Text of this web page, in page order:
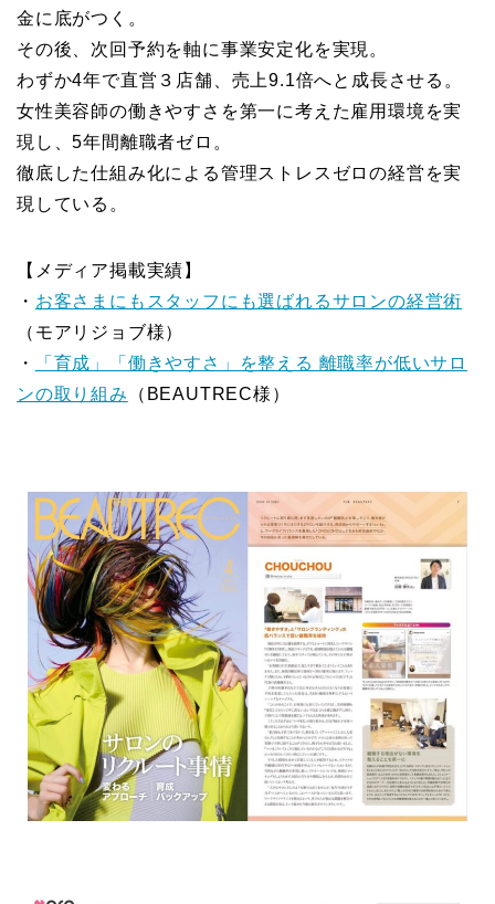
金に底がつく。
その後、次回予約を軸に事業安定化を実現。
わずか4年で直営３店舗、売上9.1倍へと成長させる。
女性美容師の働きやすさを第一に考えた雇用環境を実
現し、5年間離職者ゼロ。
徹底した仕組み化による管理ストレスゼロの経営を実
現している。
【メディア掲載実績】
・ お客さまにもスタッフにも選ばれるサロンの経営術
（モアリジョブ様）
・
「育成」「働きやすさ」を整える 離職率が低いサロ
ンの取り組み
（BEAUTREC様）